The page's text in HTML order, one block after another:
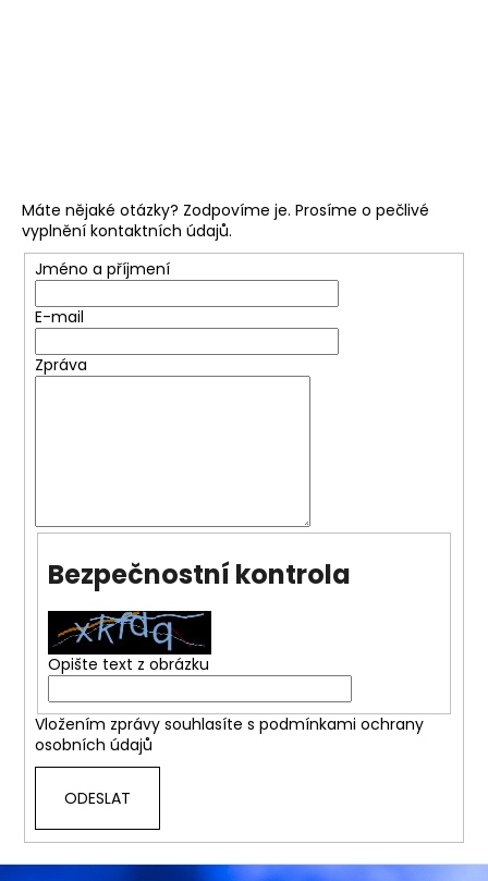
Máte nějaké otázky? Zodpovíme je. Prosíme o pečlivé
vyplnění kontaktních údajů.
Jméno a příjmení
E-mail
Zpráva
Bezpečnostní kontrola
Opište text z obrázku
Vložením zprávy souhlasíte s podmínkami ochrany
osobních údajů
ODESLAT